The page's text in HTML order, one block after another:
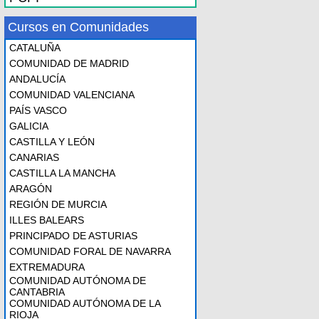
Cursos en Comunidades
CATALUÑA
COMUNIDAD DE MADRID
ANDALUCÍA
COMUNIDAD VALENCIANA
PAÍS VASCO
GALICIA
CASTILLA Y LEÓN
CANARIAS
CASTILLA LA MANCHA
ARAGÓN
REGIÓN DE MURCIA
ILLES BALEARS
PRINCIPADO DE ASTURIAS
COMUNIDAD FORAL DE NAVARRA
EXTREMADURA
COMUNIDAD AUTÓNOMA DE
CANTABRIA
COMUNIDAD AUTÓNOMA DE LA
RIOJA